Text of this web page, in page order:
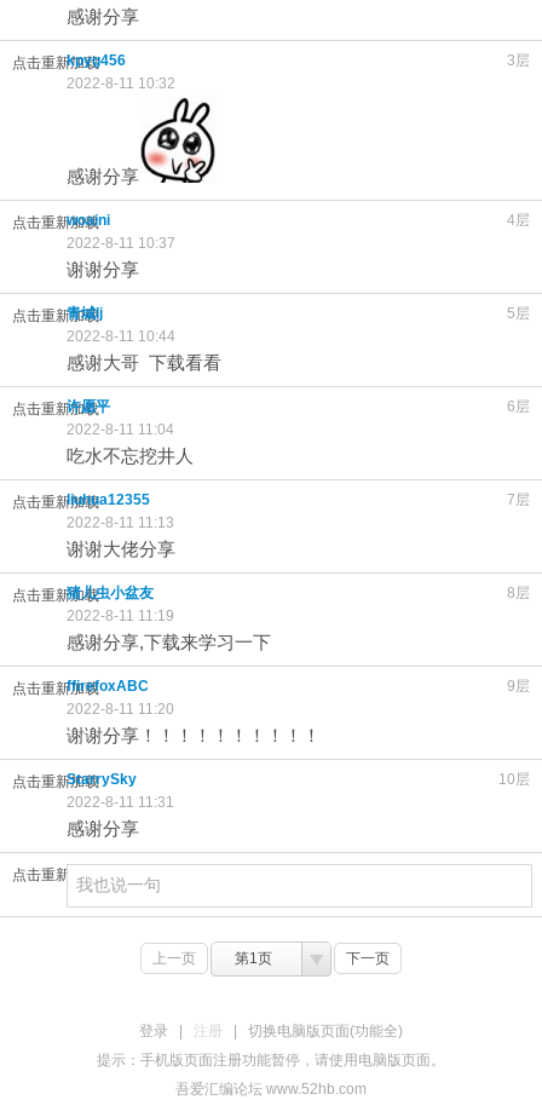
感谢分享
点击重新加载 3层
kpyg456
2022-8-11 10:32
感谢分享
点击重新加载 4层
woaini
2022-8-11 10:37
谢谢分享
点击重新加载 5层
青城lj
2022-8-11 10:44
感谢大哥 下载看看
点击重新加载 6层
许愿平
2022-8-11 11:04
吃水不忘挖井人
点击重新加载 7层
liuhua12355
2022-8-11 11:13
谢谢大佬分享
点击重新加载 8层
猪儿虫小盆友
2022-8-11 11:19
感谢分享,下载来学习一下
点击重新加载 9层
ffirefoxABC
2022-8-11 11:20
谢谢分享！！！！！！！！！！
点击重新加载 10层
StarrySky
2022-8-11 11:31
感谢分享
点击重新加载
上一页 第1页 下一页
登录 注册
切换电脑版页面(功能全)
提示：手机版页面注册功能暂停，请使用电脑版页面。
吾爱汇编论坛 www.52hb.com